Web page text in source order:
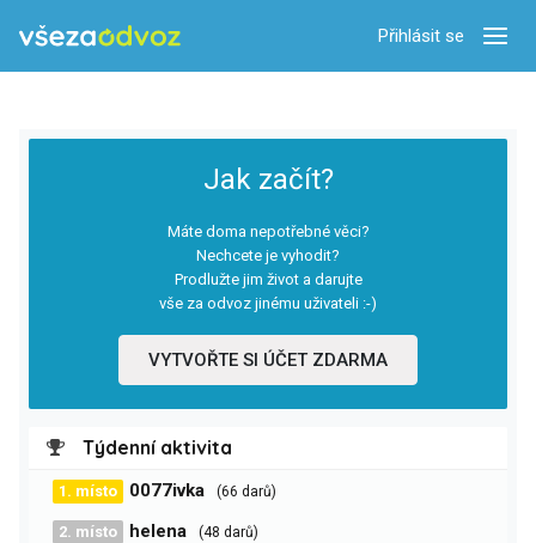
Přihlásit se
Jak začít?
Máte doma nepotřebné věci?
Nechcete je vyhodit?
Prodlužte jim život a darujte
vše za odvoz jinému uživateli :-)
VYTVOŘTE SI ÚČET ZDARMA
Týdenní aktivita
1. místo 0077ivka (66 darů)
2. místo helena (48 darů)